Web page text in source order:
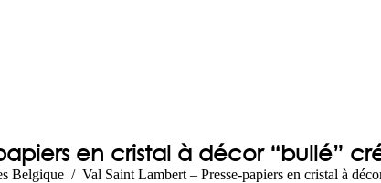
en cristal à décor “bullé”
Belgique Val Saint Lambert – Presse-papiers en cristal à